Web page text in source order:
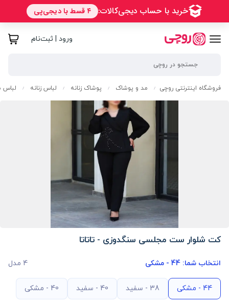
ورود | ثبت‌نام
فروشگاه اینترنتی روچی / مد و پوشاک / پوشاک زنانه / لباس زنانه / لباس
کت شلوار ست مجلسی سنگدوزی - تاتاتا
انتخاب شما: 44 - مشکی 4 مدل
44 - مشکی 38 - سفید 40 - سفید 40 - مشکی